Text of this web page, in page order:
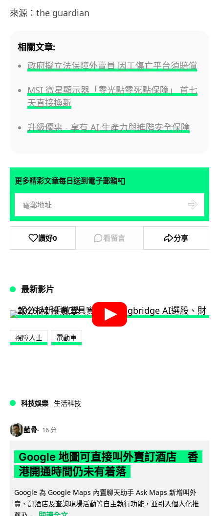
來源：the guardian
相關文章:
政府擬立法保障外賣員 因工傷亡平台須賠償
MSI 微星顯示器「零光點零死點保障」 首七
天直接換新
升級優惠 - 享有 AI 生產力與進階安全保障
更多精彩文章每日送到電子郵箱📮
讚好0 看留言 分享
最新影片
視障人士 電動車
科技娛樂 生活科技
藍骨 16 分
Google 地圖可直接叫外賣訂酒店 香
港開通時間仍未有着落
Google 為 Google Maps 內置聊天助手 Ask Maps 新增叫外
賣、訂酒店及查詢現場活動等自主執行功能，並引入個人化推